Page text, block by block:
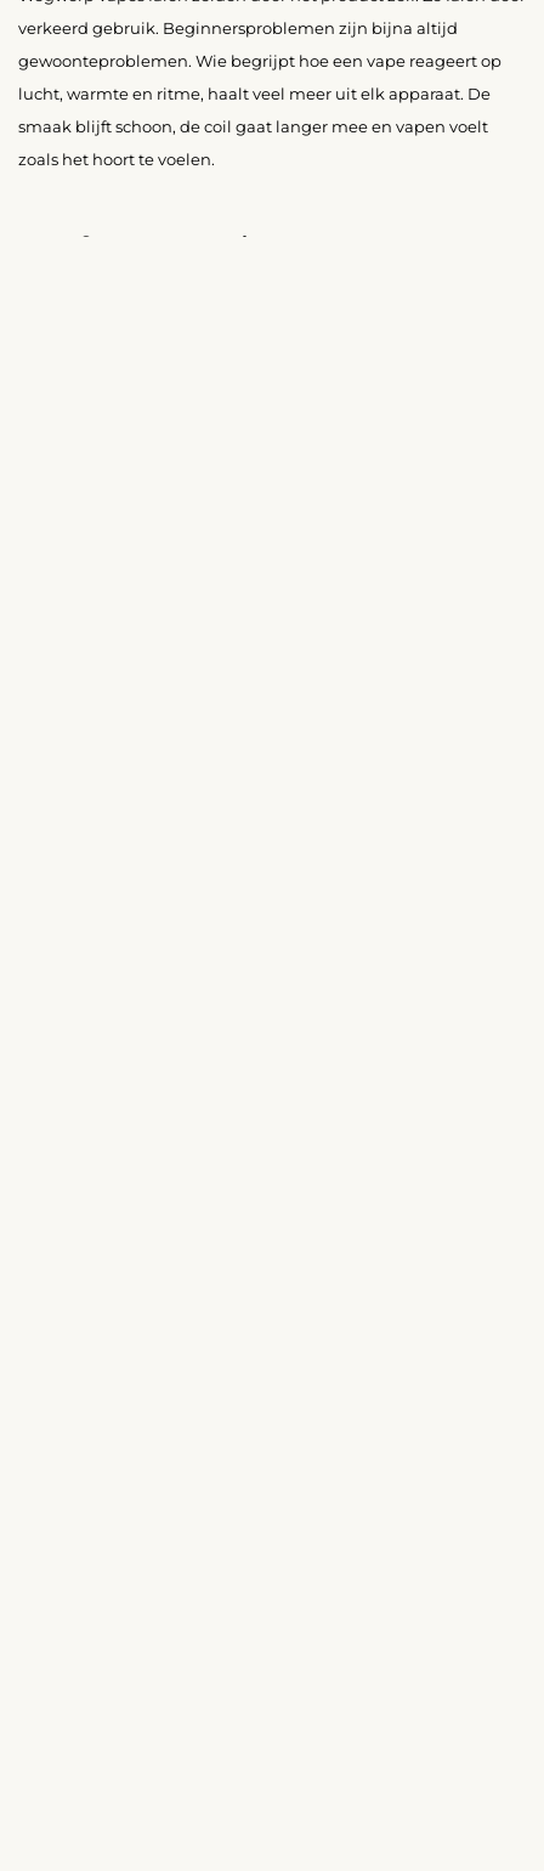
verkeerd gebruik. Beginnersproblemen zijn bijna altijd
gewoonteproblemen. Wie begrijpt hoe een vape reageert op
lucht, warmte en ritme, haalt veel meer uit elk apparaat. De
smaak blijft schoon, de coil gaat langer mee en vapen voelt
zoals het hoort te voelen.
Geef een reactie